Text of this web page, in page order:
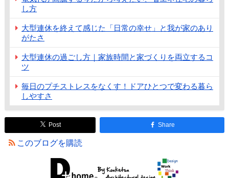
し方
大型連休を終えて感じた「日常の幸せ」と我が家のあり
がたさ
大型連休の過ごし方｜家族時間と家づくりを両立するコ
ツ
毎日のプチストレスをなくす！ドアひとつで変わる暮ら
しやすさ
Post Share
このブログを購読